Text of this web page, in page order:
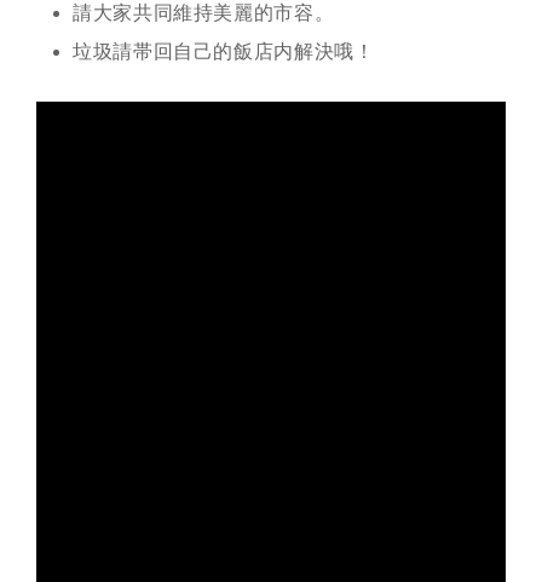
請大家共同維持美麗的市容。
垃圾請帯回自己的飯店内解決哦！